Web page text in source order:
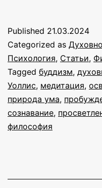
Published 21.03.2024
Categorized as
Психология, Статьи,
Tagged буддизм,
Уоллис, медитация,
природа ума,
сознавание,
философия